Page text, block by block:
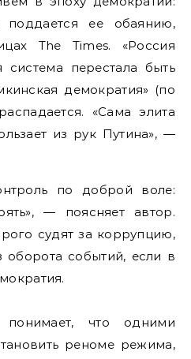
ее обаянию,
The Times. «Россия
система перестала быть
демократия» (по
«Сама элита
из рук Путина», —
по доброй воле:
— поясняет автор.
судят за коррупцию,
событий, если в
что одними
реноме режима,